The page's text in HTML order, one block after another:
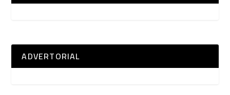
ADVERTORIAL